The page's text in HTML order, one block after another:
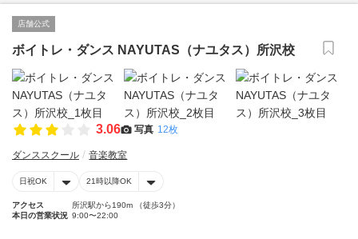
店舗公式
ボイトレ・ダンス NAYUTAS（ナユタス）所沢校
3.06 写真 12枚
ダンススクール 音楽教室
日祝OK 21時以降OK
アクセス
所沢駅から190m （徒歩3分）
本日の営業状況 9:00〜22:00